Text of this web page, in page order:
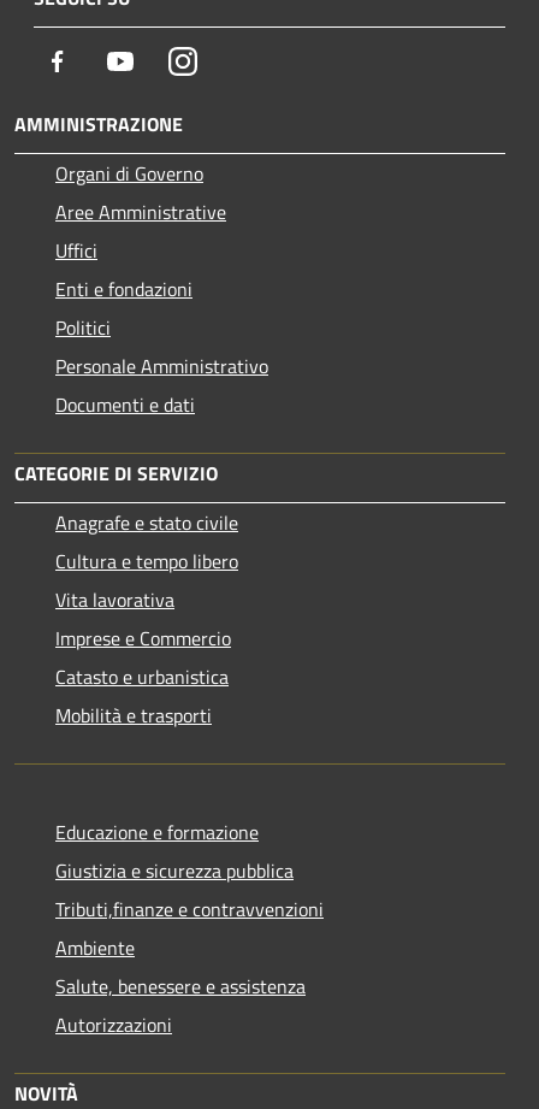
Facebook YoutubeInstagram
AMMINISTRAZIONE
Organi di Governo
Aree Amministrative
Uffici
Enti e fondazioni
Politici
Personale Amministrativo
Documenti e dati
CATEGORIE DI SERVIZIO
Anagrafe e stato civile
Cultura e tempo libero
Vita lavorativa
Imprese e Commercio
Catasto e urbanistica
Mobilità e trasporti
Educazione e formazione
Giustizia e sicurezza pubblica
Tributi,finanze e contravvenzioni
Ambiente
Salute, benessere e assistenza
Autorizzazioni
NOVITÀ